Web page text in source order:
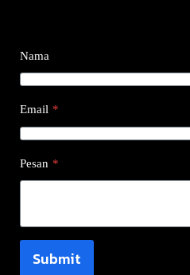
Nama
Email *
Pesan *
Submit